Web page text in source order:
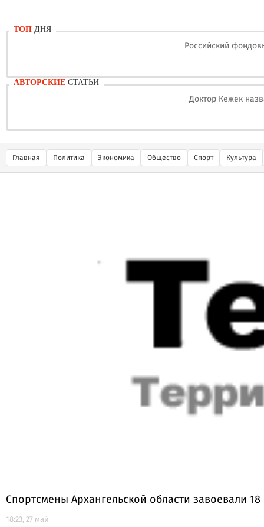
ТОП ДНЯ
Российский
АВТОРСКИЕ СТАТЬИ
Доктор Кежек
Главная Политика Экономика Общество Спорт Культура
Спортсмены Архангельской области завоевали
18:23, 27 май